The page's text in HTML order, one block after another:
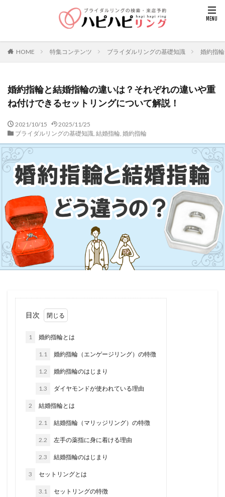
HOME 特集コンテンツ ブライダルリングの基礎知識 婚約指
婚約指輪と結婚指輪の違いは？それぞれの違いや重
ね付けできるセットリングについて解説！
2021/10/15
2025/11/25
ブライダルリングの基礎知識, 結婚指輪, 婚約指輪
目次
1 婚約指輪とは
1.1 婚約指輪（エンゲージリング）の特徴
1.2 婚約指輪のはじまり
1.3 ダイヤモンドが使われている理由
2 結婚指輪とは
2.1 結婚指輪（マリッジリング）の特徴
2.2 左手の薬指に身に着ける理由
2.3 結婚指輪のはじまり
3 セットリングとは
3.1 セットリングの特徴